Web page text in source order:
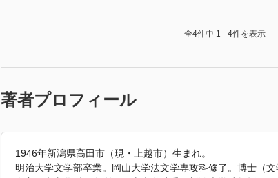
全4件中 1 - 4件を表示
著者プロフィール
1946年新潟県高田市（現・上越市）生まれ。
明治大学文学部卒業。岡山大学法文学専攻科修了。博士（文